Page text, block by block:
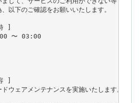
以下のご確認をお願いいたします。
]
〜 03:00
]
ウェアメンテナンスを実施いたします。